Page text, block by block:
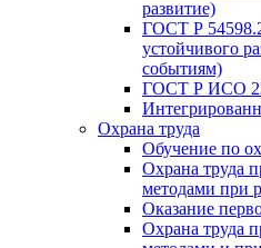
развитие)
ГОСТ Р
устойчивого
событиям)
ГОСТ Р ИСО
Охрана труда
Обучение по
Охрана труда
методами при
Оказание
Охрана труда